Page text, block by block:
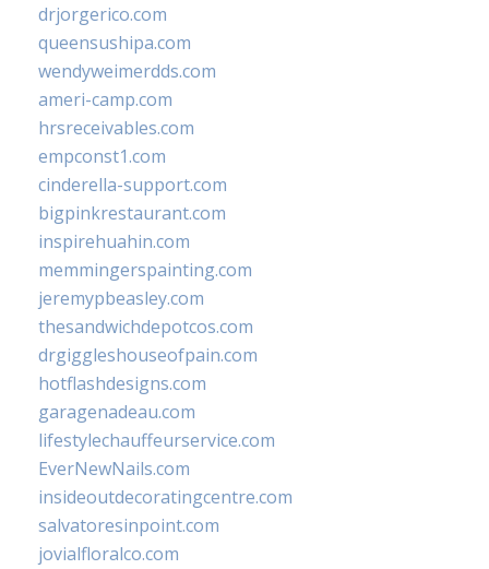
drjorgerico.com
queensushipa.com
wendyweimerdds.com
ameri-camp.com
hrsreceivables.com
empconst1.com
cinderella-support.com
bigpinkrestaurant.com
inspirehuahin.com
memmingerspainting.com
jeremypbeasley.com
thesandwichdepotcos.com
drgiggleshouseofpain.com
hotflashdesigns.com
garagenadeau.com
lifestylechauffeurservice.com
EverNewNails.com
insideoutdecoratingcentre.com
salvatoresinpoint.com
jovialfloralco.com